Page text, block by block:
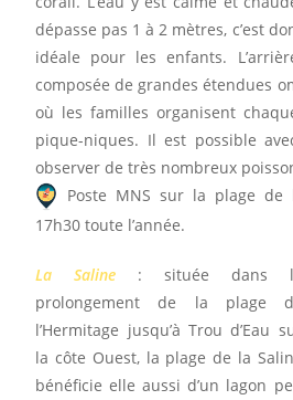
dépasse pas 1 à 2 mètres, c’est
idéale pour les enfants.
composée de grandes étendues
où les familles organisent
pique-niques. Il est possible
observer de très nombreux
Poste MNS sur la plage de
17h30 toute l’année.
La Saline : située dans
prolongement de la plage
l’Hermitage jusqu’à Trou d’Eau
la côte Ouest, la plage de la
bénéficie elle aussi d’un lagon